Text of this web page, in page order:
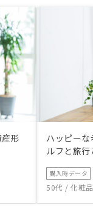
形
ハッピー
ルフと旅
購入時データ
50代 / 化粧